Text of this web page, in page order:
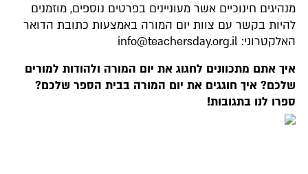
מנהיגים חינוכיים אשר מעוניינים בפרטים נוספים, מוזמנים
להיות בקשר עם צוות יום המורה באמצעות כתובת הדואר
האלקטרוני: info@teachersday.org.il
איך אתם מתכוונים לחגוג את יום המורה ולהודות למורים
שלכם? איך חוגגים את יום המורה בבית הספר שלכם?
ספרו לנו בתגובות!